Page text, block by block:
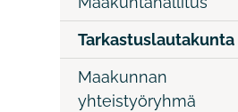
Tarkastuslautakunta
Maakunnan
yhteistyöryhmä